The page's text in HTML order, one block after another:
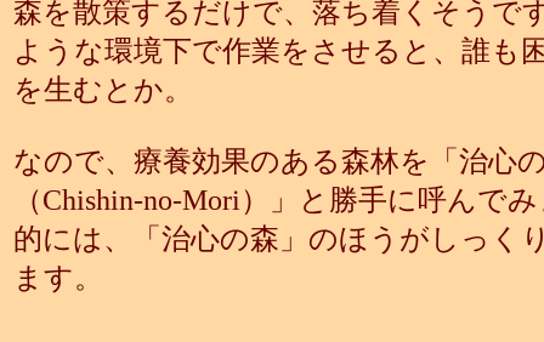
森を散策するだけで、落ち着くそうで
ような環境下で作業をさせると、誰も
を生むとか。
なので、療養効果のある森林を「治心
（Chishin-no-Mori）」と勝手に呼んで
的には、「治心の森」のほうがしっく
ます。